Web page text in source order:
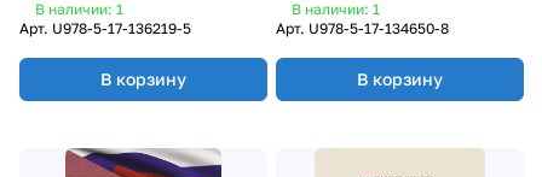
апреля 2021 года
В наличии: 1
Арт. U978-5-17-136219-5
В корзину
В наличии: 1
Арт. U978-5-17-134650-8
В корзину